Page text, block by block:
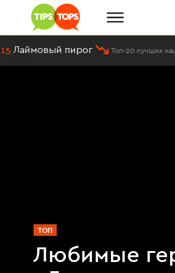
Топ-20 лучших национальных блюд
ТОП
Любимые